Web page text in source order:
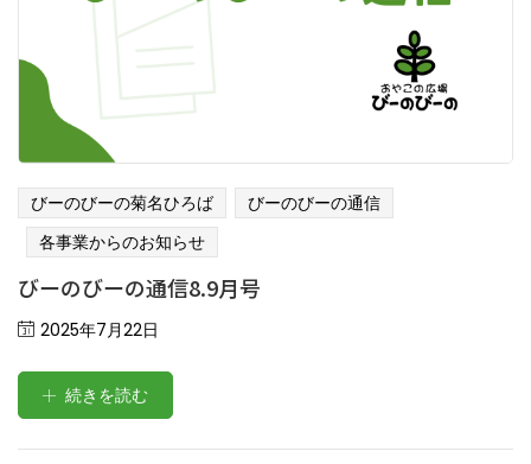
びーのびーの菊名ひろば
びーのびーの通信
各事業からのお知らせ
びーのびーの通信8.9月号
Posted
2025年7月22日
続きを読む